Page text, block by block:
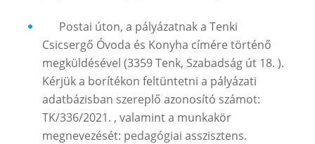
Postai úton, a pályázatnak a Tenki
Csicsergő Óvoda és Konyha címére történő
megküldésével (3359 Tenk, Szabadság út 18. ).
Kérjük a borítékon feltüntetni a pályázati
adatbázisban szereplő azonosító számot:
TK/336/2021. , valamint a munkakör
megnevezését: pedagógiai asszisztens.